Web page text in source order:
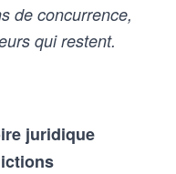
de concurrence,
qui restent.
juridique